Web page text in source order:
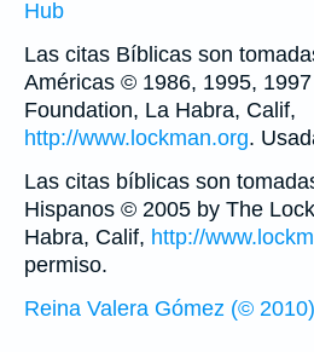
Hub
Las citas Bíblicas son
Américas © 1986, 1995,
Foundation, La Habra, Calif,
http://www.lockman.org.
Las citas bíblicas son
Hispanos © 2005 by The
Habra, Calif, http://
permiso.
Reina Valera Gómez (© 2010)